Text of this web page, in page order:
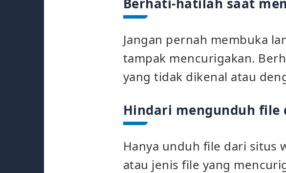
Jangan pernah membuka
tampak mencurigakan.
yang tidak dikenal atau
Hindari mengunduh file
Hanya unduh file dari situs
atau jenis file yang